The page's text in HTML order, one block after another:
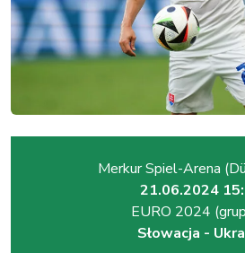
Merkur Spiel-Arena
21.06.2024
EURO 2024
Słowacja -